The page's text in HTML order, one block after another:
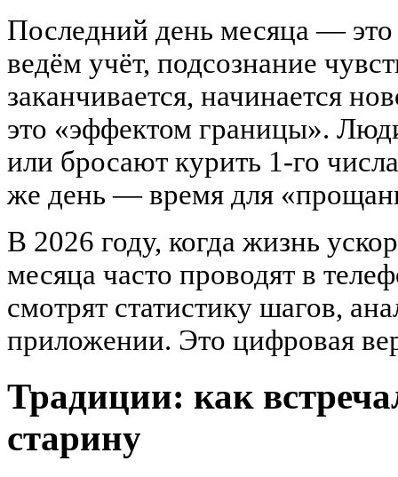
Последний день месяца —
ведём учёт, подсознание
заканчивается, начинается
это «эффектом границы».
или бросают курить 1-го
же день — время для
В 2026 году, когда жизнь
месяца часто проводят в
смотрят статистику шагов,
приложении. Это цифровая
Традиции: как
старину